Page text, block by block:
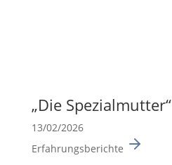
„Die Spezi­al­mutter“
13/02/2026
Erfahrungsberichte